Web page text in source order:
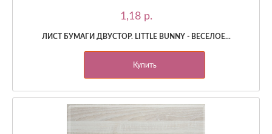
1,18 p.
ЛИСТ БУМАГИ ДВУСТОР. LITTLE BUNNY - ВЕСЕЛОЕ...
Купить